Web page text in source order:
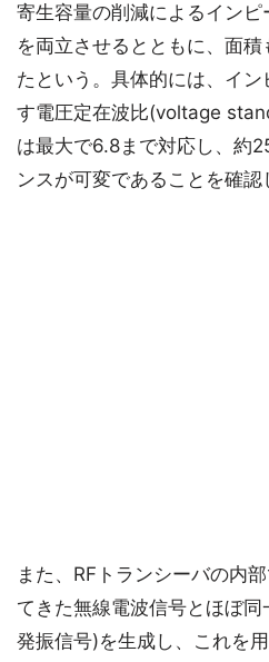
寄生容量の削減によるイン
を両立させるとともに、面
たという。具体的には、イ
す電圧定在波比(voltage
は最大で6.8まで対応し、約
ンスが可変であることを確認
また、RFトランシーバの内
てきた無線電波信号とほぼ
発振信号)を生成し、これを